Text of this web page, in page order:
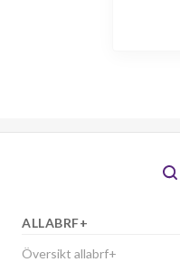
ALLABRF+
Översikt allabrf+